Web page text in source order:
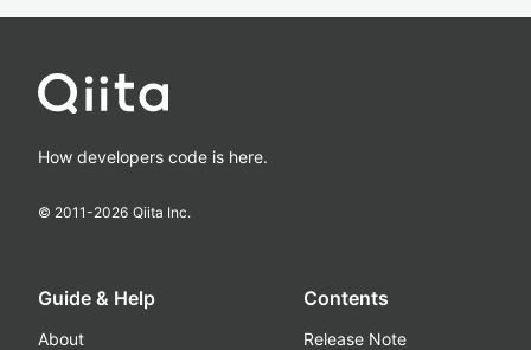
How developers code is here.
© 2011-2026 Qiita Inc.
Guide & Help
About
Contents
Release Note